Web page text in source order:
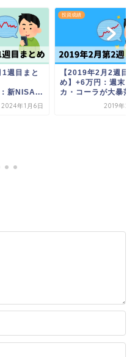
1週目まと
新NISA...
2024年1月6日
投資成績
【2019年2月2週目
め】+6万円：週末に
カ・コーラが大暴落
2019年2